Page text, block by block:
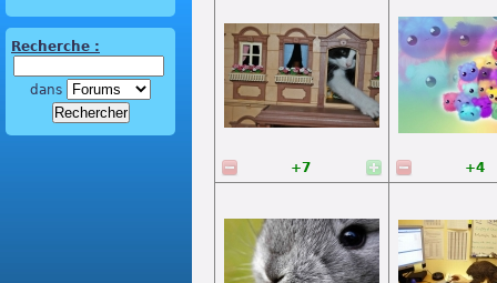
Recherche :
dans
+7 +4